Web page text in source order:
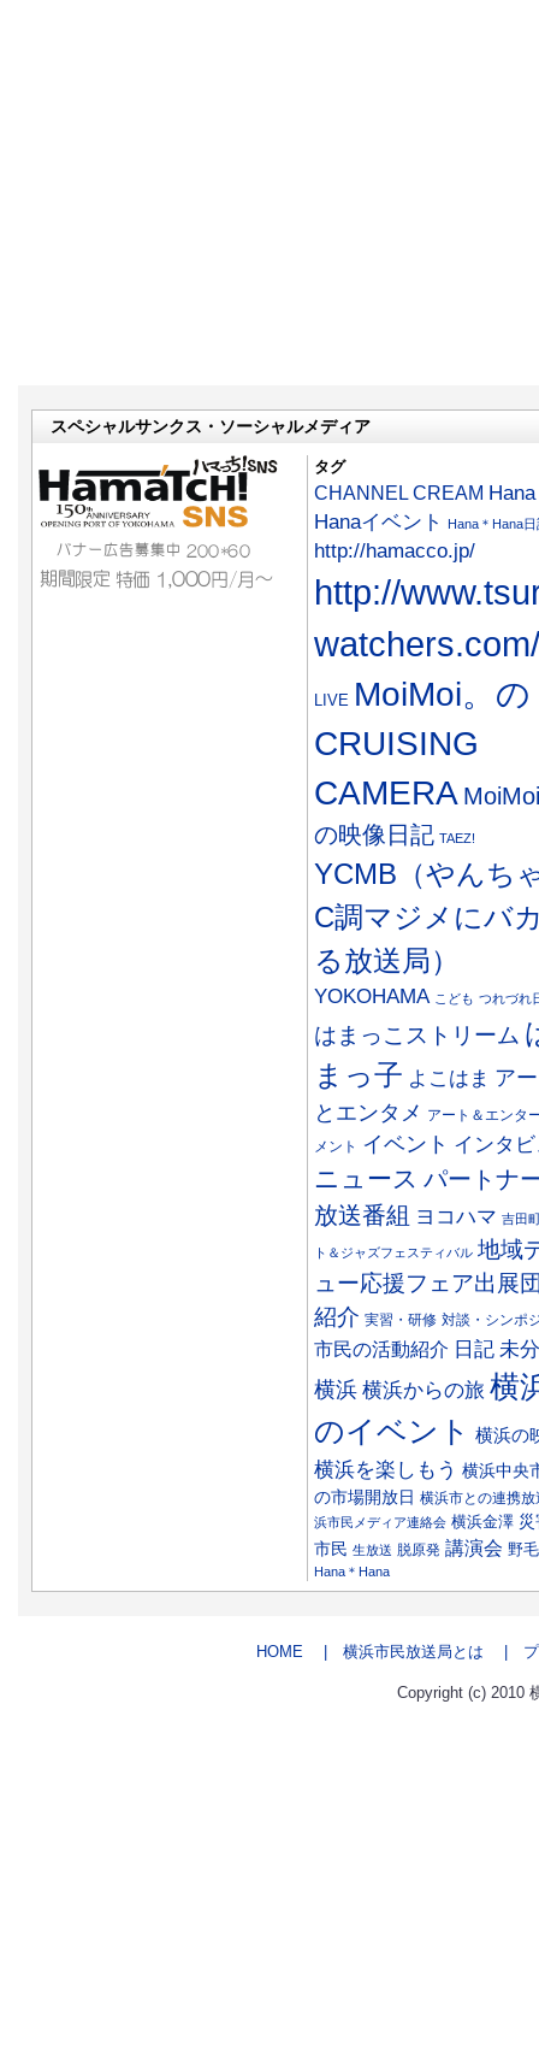
スペシャルサンクス・ソーシャルメディア
タグ
CHANNEL CREAM
Hanaイベント
Hana＊Hana日
http://hamacco.jp/
http://
watchers.com/
LIVE MoiMoi。の
CRUISING
CAMERA
の映像日記 TAEZ!
YCMB（やんち
C調マジメにバ
る放送局）
YOKOHAMA こども つれづれ
はまっこストリーム
まっ子 よこはま ア
とエンタメ アート＆エンタ
メント
イベント インタ
ニュース パートナ
放送番組 ヨコハマ 吉田
ト＆ジャズフェスティバル 地域
ュー応援フェア出展
紹介 実習・研修 対談・シンポ
市民の活動紹介 日記 未
横浜 横浜からの旅 横
のイベント
横浜の
横浜を楽しもう 横浜中央
の市場開放日 横浜市との連携放
浜市民メディア連絡会 横浜金澤
市民 生放送 脱原発 講演会 野毛
Hana＊Hana
HOME | 横浜市民放送局とは | プ
Copyright (c) 2010